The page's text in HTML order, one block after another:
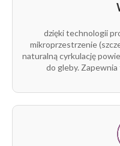
następnie
Przechowywanie:
bezpośredniego
Opakowanie:
Materiał zwinięty
Etykieta
produktu, kod i
dzięki technologii
mikroprzestrzenie
naturalną cyrkulację
do gleby.